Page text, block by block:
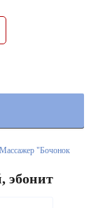
Массажер "Бочонок
эбонит